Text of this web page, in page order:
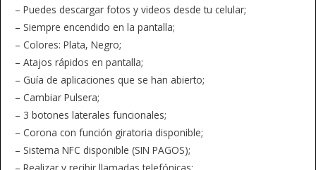
– Puedes descargar fotos y videos desde tu celular;
– Siempre encendido en la pantalla;
– Colores: Plata, Negro;
– Atajos rápidos en pantalla;
– Guía de aplicaciones que se han abierto;
– Cambiar Pulsera;
– 3 botones laterales funcionales;
– Corona con función giratoria disponible;
– Sistema NFC disponible (SIN PAGOS);